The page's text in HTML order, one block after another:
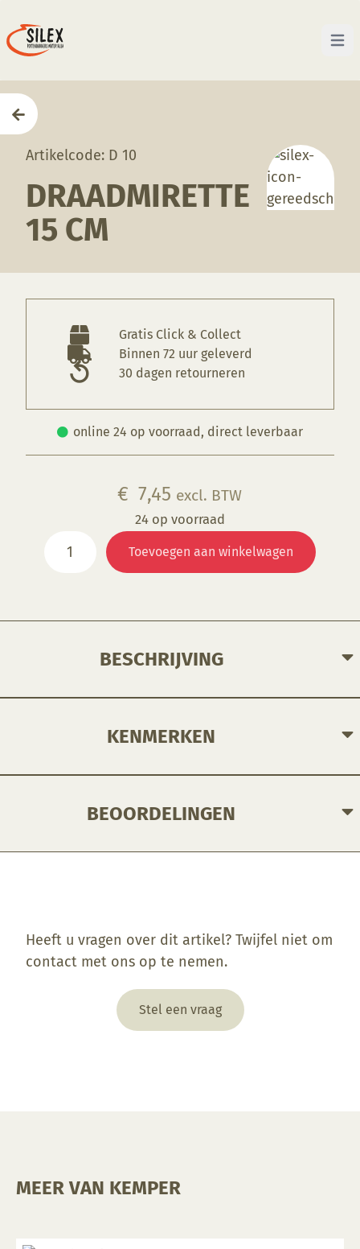
Open
Artikelcode: D 10
DRAADMIRETTE
15 CM
Gratis Click & Collect
Binnen 72 uur geleverd
30 dagen retourneren
online 24 op voorraad, direct leverbaar
€ 7,45 excl. BTW
24 op voorraad
Draadmirette
Toevoegen aan winkelwagen
BESCHRIJVING
KENMERKEN
BEOORDELINGEN
Heeft u vragen over dit artikel? Twijfel niet om
contact met ons op te nemen.
Stel een vraag
MEER VAN KEMPER